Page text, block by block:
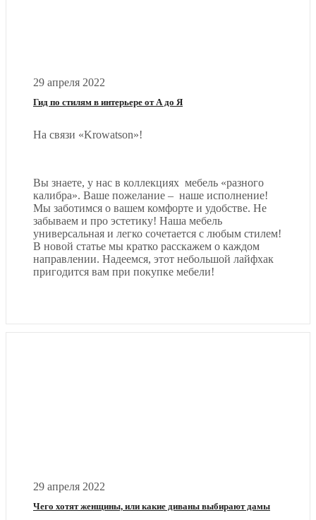
29 апреля 2022
Гид по стилям в интерьере от А до Я
На связи «Krowatson»!
Вы знаете, у нас в коллекциях мебель «разного
калибра». Ваше пожелание – наше исполнение!
Мы заботимся о вашем комфорте и удобстве. Не
забываем и про эстетику! Наша мебель
универсальная и легко сочетается с любым стилем!
В новой статье мы кратко расскажем о каждом
направлении. Надеемся, этот небольшой лайфхак
пригодится вам при покупке мебели!
29 апреля 2022
Чего хотят женщины, или какие диваны выбирают дамы